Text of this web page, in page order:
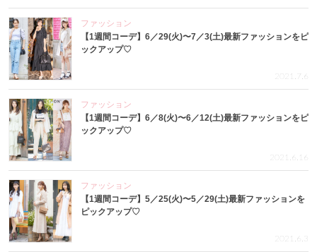
ファッション
【1週間コーデ】6／29(火)〜7／3(土)最新ファッションをピ
ックアップ♡
2021.7.6
ファッション
【1週間コーデ】6／8(火)〜6／12(土)最新ファッションをピ
ックアップ♡
2021.6.16
ファッション
【1週間コーデ】5／25(火)〜5／29(土)最新ファッションを
ピックアップ♡
2021.6.3